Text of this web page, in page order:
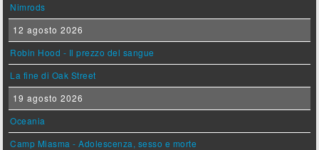
Nimrods
12 agosto 2026
Robin Hood - Il prezzo del sangue
La fine di Oak Street
19 agosto 2026
Oceania
Camp Miasma - Adolescenza, sesso e morte